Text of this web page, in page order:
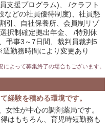
支援プログラム)、 /クラフト
などの社員優待制度)、社員懇
引、自社保養所、会員制リゾ
択制確定拠出年金、 /特別休
弔事3～7日間、裁判員裁判5
勤務時間により変更あり
によって募集終了の場合もございます。
経験を積める環境です。
性が中心の調剤薬局です。
はもちろん、育児時短勤務も